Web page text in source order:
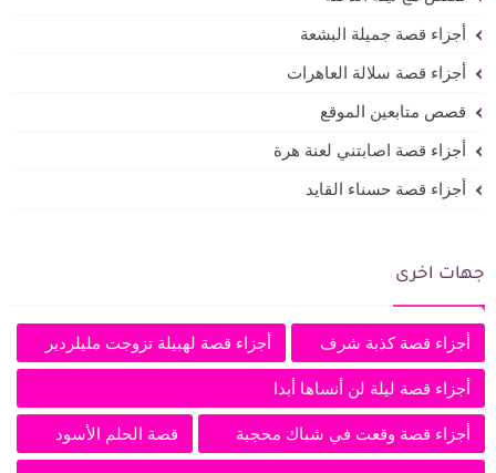
أجزاء قصة جميلة البشعة
أجزاء قصة سلالة العاهرات
قصص متابعين الموقع
أجزاء قصة اصابتني لعنة هرة
أجزاء قصة حسناء القايد
جهات اخرى
أجزاء قصة كذبة شرف أجزاء قصة لهبيلة تزوجت مليلردير
أجزاء قصة ليلة لن أنساها أبدا
أجزاء قصة وقعت في شباك محجبة قصة الحلم الأسود